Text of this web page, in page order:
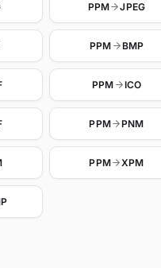
PPM JPEG
PPM BMP
PPM ICO
PPM PNM
PPM XPM